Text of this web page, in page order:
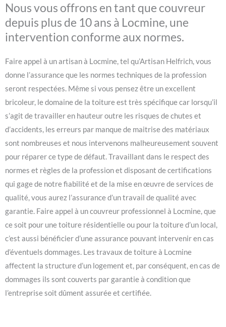
Nous vous offrons en tant que couvreur
depuis plus de 10 ans à Locmine, une
intervention conforme aux normes.
Faire appel à un artisan à Locmine, tel qu’Artisan Helfrich, vous
donne l’assurance que les normes techniques de la profession
seront respectées. Même si vous pensez être un excellent
bricoleur, le domaine de la toiture est très spécifique car lorsqu’il
s’agit de travailler en hauteur outre les risques de chutes et
d’accidents, les erreurs par manque de maitrise des matériaux
sont nombreuses et nous intervenons malheureusement souvent
pour réparer ce type de défaut. Travaillant dans le respect des
normes et règles de la profession et disposant de certifications
qui gage de notre fiabilité et de la mise en œuvre de services de
qualité, vous aurez l’assurance d’un travail de qualité avec
garantie. Faire appel à un couvreur professionnel à Locmine, que
ce soit pour une toiture résidentielle ou pour la toiture d’un local,
c’est aussi bénéficier d’une assurance pouvant intervenir en cas
d’éventuels dommages. Les travaux de toiture à Locmine
affectent la structure d’un logement et, par conséquent, en cas de
dommages ils sont couverts par garantie à condition que
l’entreprise soit dûment assurée et certifiée.